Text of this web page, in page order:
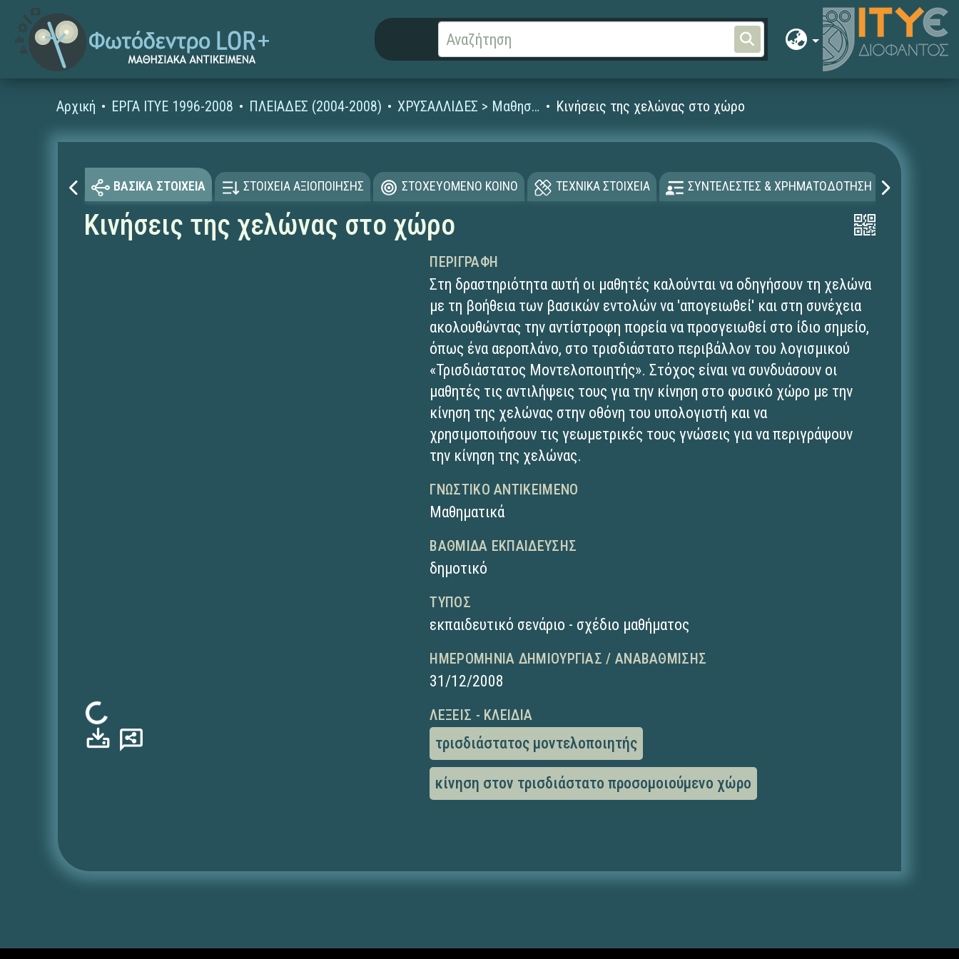
Αρχική ΕΡΓΑ ΙΤΥΕ 1996-2008 ΠΛΕΙΑΔΕΣ (2004-2008) ΧΡΥΣΑΛΛΙΔΕΣ > Μαθησιακά Αντικείμενα Κινήσεις της χελώνας στο χώρο
ΒΑΣΙΚΑ ΣΤΟΙΧΕΙΑ ΣΤΟΙΧΕΙΑ ΑΞΙΟΠΟΙΗΣΗΣ ΣΤΟΧΕΥΟΜΕΝΟ ΚΟΙΝΟ ΤΕΧΝΙΚΑ ΣΤΟΙΧΕΙΑ ΣΥΝΤΕΛΕΣΤΕΣ & ΧΡΗΜΑΤΟΔΟΤΗΣΗ
Κινήσεις της χελώνας στο χώρο
Φόρτωση...
ΠΕΡΙΓΡΑΦΉ
Στη δραστηριότητα αυτή οι μαθητές καλούνται να οδηγήσουν τη χελώνα
με τη βοήθεια των βασικών εντολών να 'απογειωθεί' και στη συνέχεια
ακολουθώντας την αντίστροφη πορεία να προσγειωθεί στο ίδιο σημείο,
όπως ένα αεροπλάνο, στο τρισδιάστατο περιβάλλον του λογισμικού
«Τρισδιάστατος Μοντελοποιητής». Στόχος είναι να συνδυάσουν οι
μαθητές τις αντιλήψεις τους για την κίνηση στο φυσικό χώρο με την
κίνηση της χελώνας στην οθόνη του υπολογιστή και να
χρησιμοποιήσουν τις γεωμετρικές τους γνώσεις για να περιγράψουν
την κίνηση της χελώνας.
ΓΝΩΣΤΙΚΌ ΑΝΤΙΚΕΊΜΕΝΟ
Μαθηματικά
ΒΑΘΜΊΔΑ ΕΚΠΑΊΔΕΥΣΗΣ
δημοτικό
ΤΎΠΟΣ
εκπαιδευτικό σενάριο - σχέδιο μαθήματος
ΗΜΕΡΟΜΗΝΊΑ ΔΗΜΙΟΥΡΓΊΑΣ / ΑΝΑΒΆΘΜΙΣΗΣ
31/12/2008
ΛΈΞΕΙΣ - ΚΛΕΙΔΙΆ
τρισδιάστατος μοντελοποιητής
κίνηση στον τρισδιάστατο προσομοιούμενο χώρο